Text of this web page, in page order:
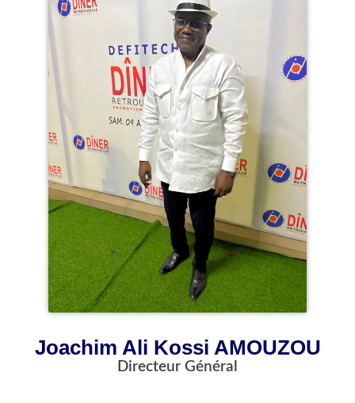
Joachim Ali Kossi AMOUZOU
Directeur Général